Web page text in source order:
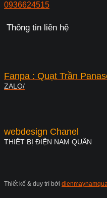
0936624515
Thông tin liên hệ
Fanpa : Quạt Trần
ZALO/
webdesign Chanel
THIẾT BỊ ĐIỆN NAM QUÂN
Thiết kế & duy trì bởi